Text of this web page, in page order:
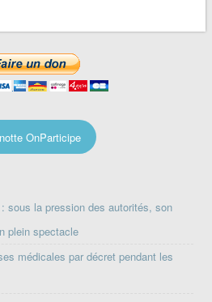
OnParticipe
sous la pression des autorités, son
plein spectacle
médicales par décret pendant les